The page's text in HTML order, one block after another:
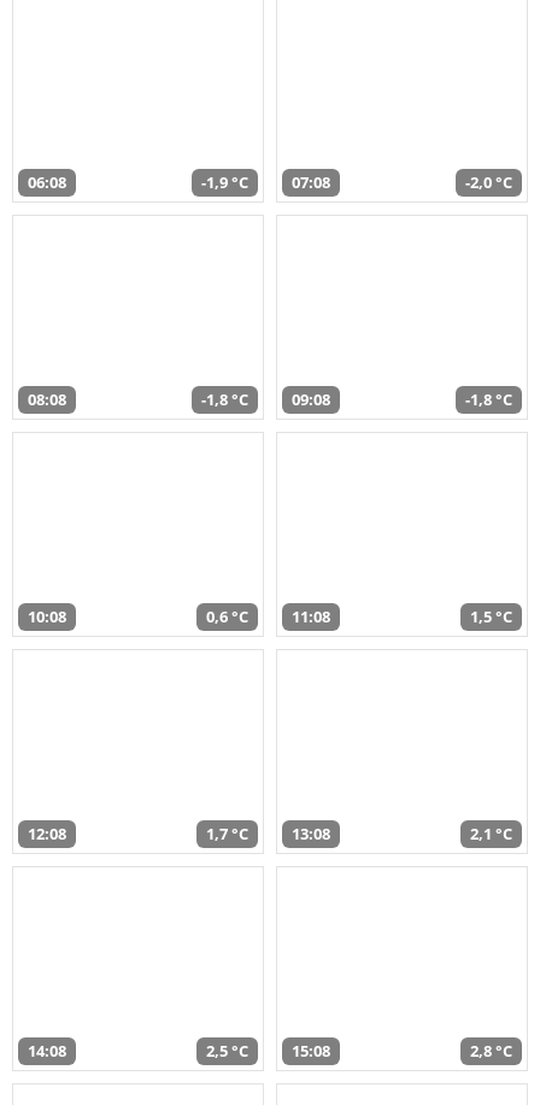
06:08 -1,9 °C 07:08 -2,0 °C
08:08 -1,8 °C 09:08 -1,8 °C
10:08 0,6 °C 11:08 1,5 °C
12:08 1,7 °C 13:08 2,1 °C
14:08 2,5 °C 15:08 2,8 °C